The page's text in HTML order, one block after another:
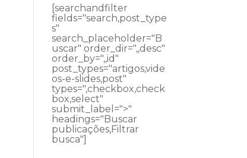
[searchandfilter
fields="search,post_type
s"
search_placeholder="B
uscar" order_dir=",,desc"
order_by=",,id"
post_types="artigos,vide
os-e-slides,post"
types=",checkbox,check
box,select"
submit_label=">"
headings="Buscar
publicações,Filtrar
busca"]